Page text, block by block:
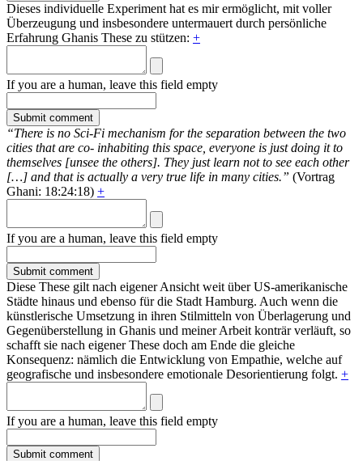
Dieses individuelle Experiment hat es mir ermöglicht, mit voller
Überzeugung und insbesondere untermauert durch persönliche
Erfahrung Ghanis These zu stützen: +
If you are a human, leave this field empty
“There is no Sci-Fi mechanism for the separation between the two
cities that are co- inhabiting this space, everyone is just doing it to
themselves [unsee the others]. They just learn not to see each other
[…] and that is actually a very true life in many cities.” (Vortrag
Ghani: 18:24:18) +
If you are a human, leave this field empty
Diese These gilt nach eigener Ansicht weit über US-amerikanische
Städte hinaus und ebenso für die Stadt Hamburg. Auch wenn die
künstlerische Umsetzung in ihren Stilmitteln von Überlagerung und
Gegenüberstellung in Ghanis und meiner Arbeit konträr verläuft, so
schafft sie nach eigener These doch am Ende die gleiche
Konsequenz: nämlich die Entwicklung von Empathie, welche auf
geografische und insbesondere emotionale Desorientierung folgt. +
If you are a human, leave this field empty